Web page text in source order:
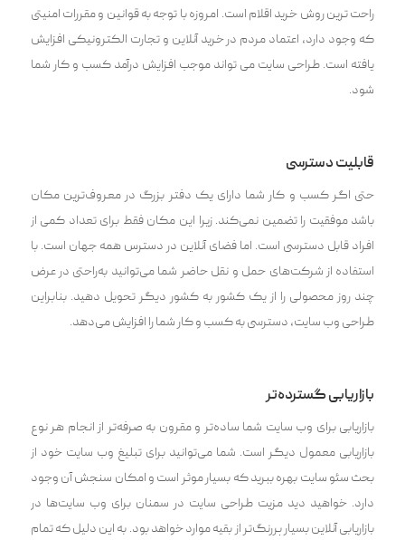
راحت ‌ترین روش خرید اقلام است. امروزه با توجه به قوانین و مقررات امنیتی
که وجود دارد، اعتماد مردم در خرید آنلاین و تجارت الکترونیکی افزایش
یافته است. طراحی سایت‌ می­ تواند موجب افزایش درآمد کسب و کار شما
شود.
قابلیت دسترسی
حتی اگر کسب و کار شما دارای یک دفتر بزرگ در معروف‌‌ترین مکان
باشد موفقیت را تضمین نمی‌کند. زیرا این مکان فقط برای تعداد کمی از
افراد قابل دسترسی است. اما فضای آنلاین در دسترس همه جهان است. با
استفاده از شرکت‌های حمل و نقل حاضر شما می‌توانید به‌راحتی در عرض
چند روز محصولی را از یک کشور به کشور دیگر تحویل دهید. بنابراین
طراحی وب سایت، دسترسی به کسب و کار شما را افزایش می‌دهد.
بازاریابی گسترده‌تر
بازاریابی برای وب سایت شما ساده‌‌تر و مقرون به صرفه‌تر از انجام هر نوع
بازاریابی معمول دیگر است. شما می‌‌توانید برای تبلیغ وب سایت خود از
بحث سئو سایت بهره ببرید که بسیار موثر است و امکان سنجش آن وجود
دارد. خواهید دید مزیت طراحی سایت در سمنان برای وب سایت‌ها در
بازاریابی آنلاین بسیار پررنگ‌تر از بقیه موارد خواهد بود. به این دلیل که تمام